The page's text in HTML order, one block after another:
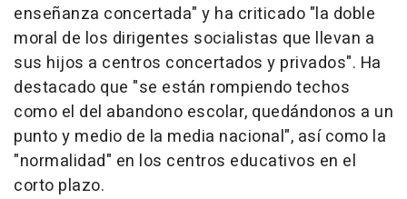
enseñanza concertada" y ha criticado "la doble
moral de los dirigentes socialistas que llevan a
sus hijos a centros concertados y privados". Ha
destacado que "se están rompiendo techos
como el del abandono escolar, quedándonos a un
punto y medio de la media nacional", así como la
"normalidad" en los centros educativos en el
corto plazo.